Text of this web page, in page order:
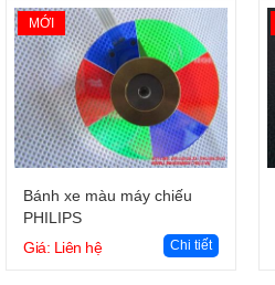
MỚI
Giỏ hàng
Bánh xe màu máy chiếu
PHILIPS
Giá: Liên hệ
Chi tiết